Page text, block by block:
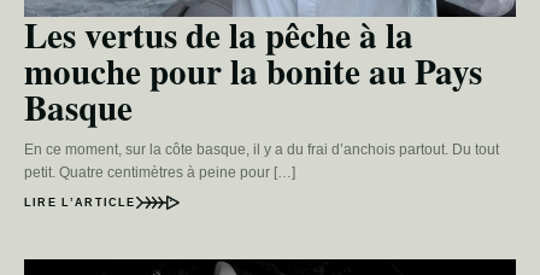
Les vertus de la pêche à la
mouche pour la bonite au Pays
Basque
En ce moment, sur la côte basque, il y a du frai d’anchois partout. Du tout
petit. Quatre centimètres à peine pour […]
LIRE L’ARTICLE